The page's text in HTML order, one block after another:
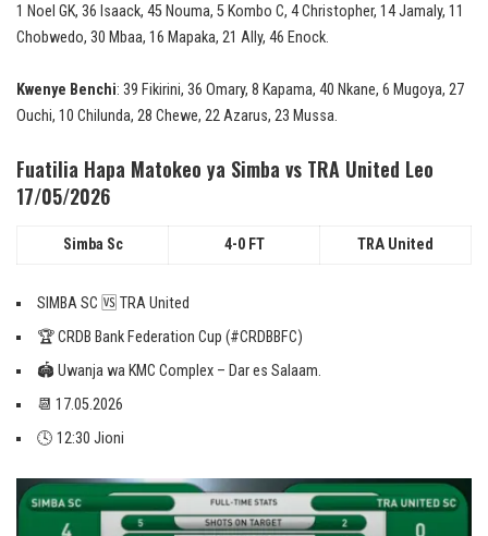
1 Noel GK, 36 Isaack, 45 Nouma, 5 Kombo C, 4 Christopher, 14 Jamaly, 11
Chobwedo, 30 Mbaa, 16 Mapaka, 21 Ally, 46 Enock.
Kwenye Benchi: 39 Fikirini, 36 Omary, 8 Kapama, 40 Nkane, 6 Mugoya, 27
Ouchi, 10 Chilunda, 28 Chewe, 22 Azarus, 23 Mussa.
Fuatilia Hapa Matokeo ya Simba vs TRA United Leo
17/05/2026
Simba Sc 4-0 FT TRA United
SIMBA SC 🆚 TRA United
🏆 CRDB Bank Federation Cup (#CRDBBFC)
🏟 Uwanja wa KMC Complex – Dar es Salaam.
📆 17.05.2026
🕓 12:30 Jioni